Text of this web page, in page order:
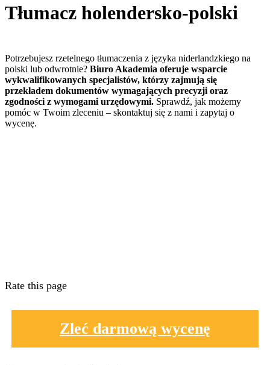
Tłumacz holendersko-polski
Potrzebujesz rzetelnego tłumaczenia z języka niderlandzkiego na
polski lub odwrotnie? Biuro Akademia oferuje wsparcie
wykwalifikowanych specjalistów, którzy zajmują się
przekładem dokumentów wymagających precyzji oraz
zgodności z wymogami urzędowymi. Sprawdź, jak możemy
pomóc w Twoim zleceniu – skontaktuj się z nami i zapytaj o
wycenę.
Rate this page
Zleć darmową wycenę